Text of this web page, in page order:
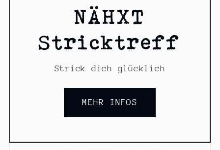
NÄHXT
Stricktreff
Strick dich glücklich
MEHR INFOS